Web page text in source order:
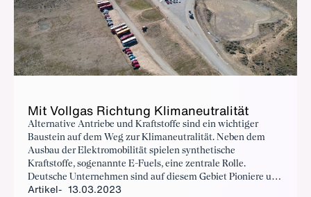
Mit Voll­gas Rich­tung Kli­ma­neu­tra­li­tät
Alternative Antriebe und Kraftstoffe sind ein wichtiger
Baustein auf dem Weg zur Klimaneutralität. Neben dem
Ausbau der Elektromobilität spielen synthetische
Kraftstoffe, sogenannte E-Fuels, eine zentrale Rolle.
Deutsche Unternehmen sind auf diesem Gebiet Pioniere und
erarbeiten Lösungen für die Mobilität von morgen.
Artikel 13.03.2023